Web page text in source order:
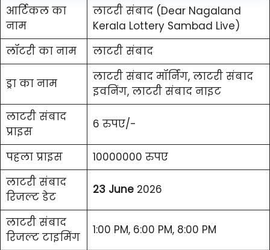
आर्टिकल का
नाम
लाटरी संबाद (Dear Nagaland
Kerala Lottery Sambad Live)
लॉटरी का नाम
लाटरी संबाद
ड्रा का नाम
लाटरी संबाद मॉर्निंग, लाटरी संबाद
इवनिंग, लाटरी संबाद नाइट
लाटरी संबाद
प्राइस
6 रुपए/-
पहला प्राइस
10000000 रुपए
लाटरी संबाद
रिजल्ट डेट
23 June2026
लाटरी संबाद
रिजल्ट टाइमिंग
1:00 PM, 6:00 PM, 8:00 PM